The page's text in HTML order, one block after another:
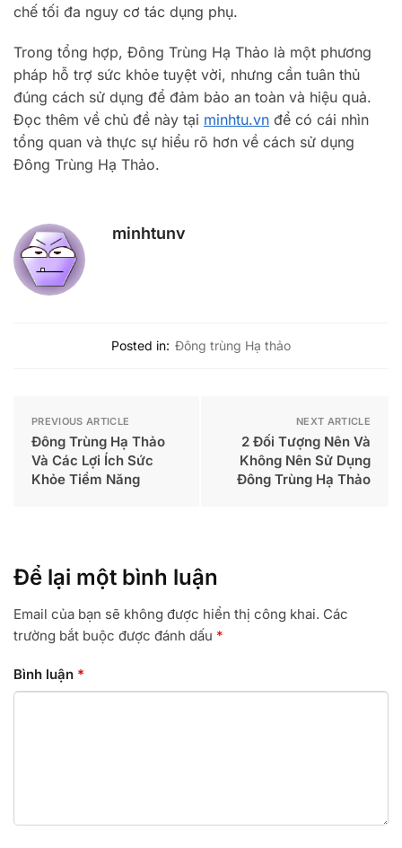
chế tối đa nguy cơ tác dụng phụ.
Trong tổng hợp, Đông Trùng Hạ Thảo là một phương
pháp hỗ trợ sức khỏe tuyệt vời, nhưng cần tuân thủ
đúng cách sử dụng để đảm bảo an toàn và hiệu quả.
Đọc thêm về chủ đề này tại minhtu.vn để có cái nhìn
tổng quan và thực sự hiểu rõ hơn về cách sử dụng
Đông Trùng Hạ Thảo.
minhtunv
Posted in: Đông trùng Hạ thảo
PREVIOUS ARTICLE
Đông Trùng Hạ Thảo
Và Các Lợi Ích Sức
Khỏe Tiềm Năng
NEXT ARTICLE
2 Đối Tượng Nên Và
Không Nên Sử Dụng
Đông Trùng Hạ Thảo
Để lại một bình luận
Email của bạn sẽ không được hiển thị công khai. Các
trường bắt buộc được đánh dấu *
Bình luận *